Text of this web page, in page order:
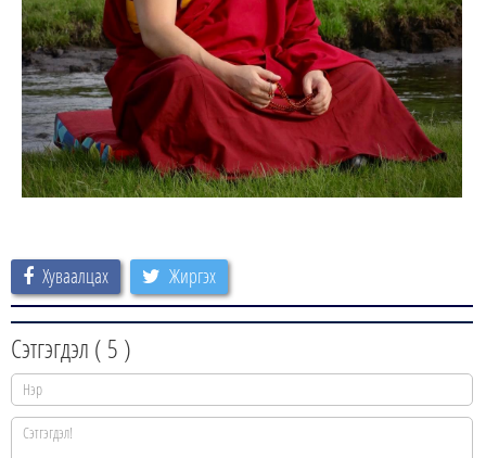
Хуваалцах Жиргэх
Сэтгэгдэл ( 5 )